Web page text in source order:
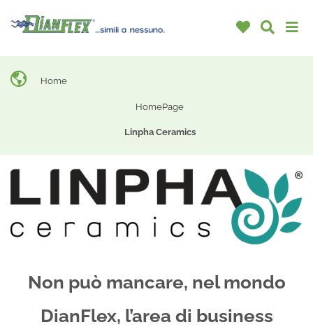
Home
HomePage
Linpha Ceramics
Non può mancare, nel mondo
DianFlex, l’area di business